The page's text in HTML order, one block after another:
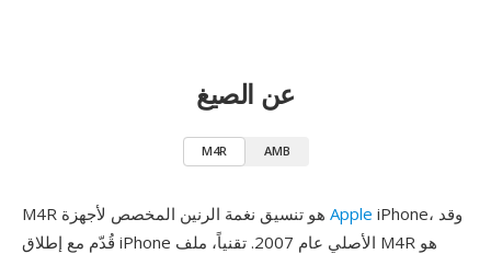
عن الصيغ
M4R AMB
Apple iPhone، وقد
قُدّم مع إطلاق iPhone الأصلي عام 2007. تقنياً، ملف M4R هو